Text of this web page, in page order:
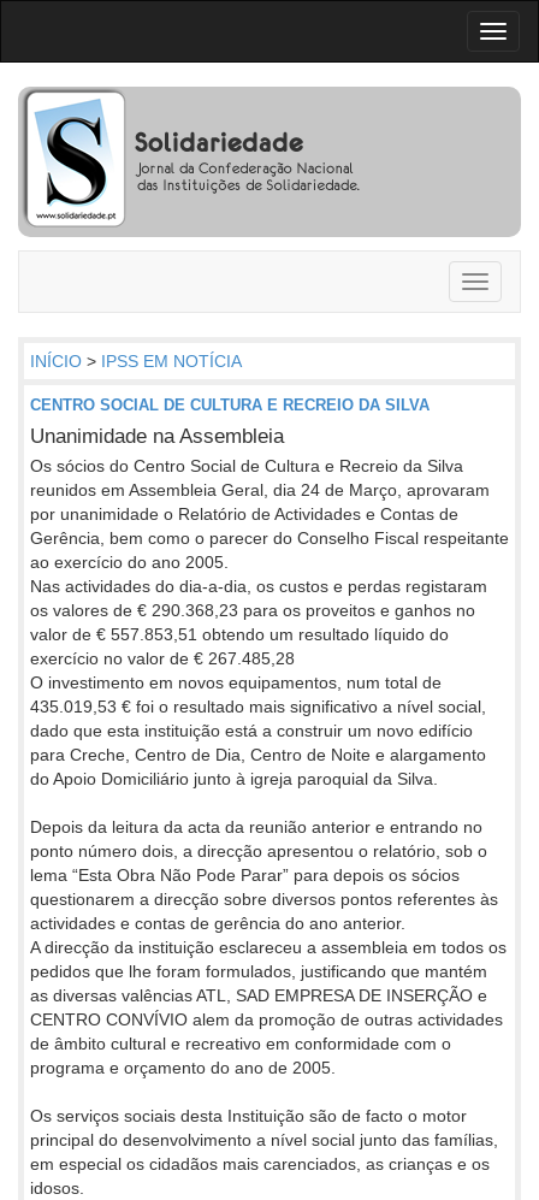
Toggle
INÍCIO > IPSS EM NOTÍCIA
CENTRO SOCIAL DE CULTURA E RECREIO DA SILVA
Unanimidade na Assembleia
Os sócios do Centro Social de Cultura e Recreio da Silva
reunidos em Assembleia Geral, dia 24 de Março, aprovaram
por unanimidade o Relatório de Actividades e Contas de
Gerência, bem como o parecer do Conselho Fiscal respeitante
ao exercício do ano 2005.
Nas actividades do dia-a-dia, os custos e perdas registaram
os valores de € 290.368,23 para os proveitos e ganhos no
valor de € 557.853,51 obtendo um resultado líquido do
exercício no valor de € 267.485,28
O investimento em novos equipamentos, num total de
435.019,53 € foi o resultado mais significativo a nível social,
dado que esta instituição está a construir um novo edifício
para Creche, Centro de Dia, Centro de Noite e alargamento
do Apoio Domiciliário junto à igreja paroquial da Silva.
Depois da leitura da acta da reunião anterior e entrando no
ponto número dois, a direcção apresentou o relatório, sob o
lema “Esta Obra Não Pode Parar” para depois os sócios
questionarem a direcção sobre diversos pontos referentes às
actividades e contas de gerência do ano anterior.
A direcção da instituição esclareceu a assembleia em todos os
pedidos que lhe foram formulados, justificando que mantém
as diversas valências ATL, SAD EMPRESA DE INSERÇÃO e
CENTRO CONVÍVIO alem da promoção de outras actividades
de âmbito cultural e recreativo em conformidade com o
programa e orçamento do ano de 2005.
Os serviços sociais desta Instituição são de facto o motor
principal do desenvolvimento a nível social junto das famílias,
em especial os cidadãos mais carenciados, as crianças e os
idosos.